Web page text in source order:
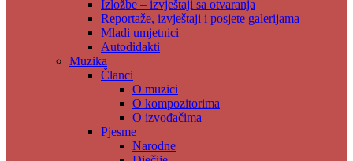
Izložbe – izvještaji sa otvaranja
Reportaže, izvještaji i posjete galerijama
Mladi umjetnici
Autodidakti
Muzika
Članci
O muzici
O kompozitorima
O izvođačima
Pjesme
Narodne